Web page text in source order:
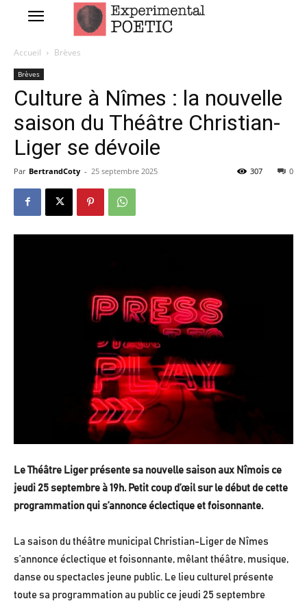
Accueil Brèves
Brèves
Culture à Nîmes : la nouvelle
saison du Théâtre Christian-
Liger se dévoile
Par BertrandCoty - 25 septembre 2025 0
307
Le Théâtre Liger présente sa nouvelle saison aux Nîmois ce
jeudi 25 septembre à 19h. Petit coup d’œil sur le début de cette
programmation qui s’annonce éclectique et foisonnante.
La saison du théâtre municipal Christian-Liger de Nîmes
s’annonce éclectique et foisonnante, mêlant théâtre, musique,
danse ou spectacles jeune public. Le lieu culturel présente
toute sa programmation au public ce jeudi 25 septembre